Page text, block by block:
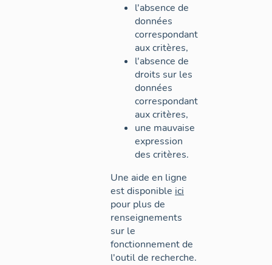
l'absence de
données
correspondant
aux critères,
l'absence de
droits sur les
données
correspondant
aux critères,
une mauvaise
expression
des critères.
Une aide en ligne
est disponible ici
pour plus de
renseignements
sur le
fonctionnement de
l'outil de recherche.